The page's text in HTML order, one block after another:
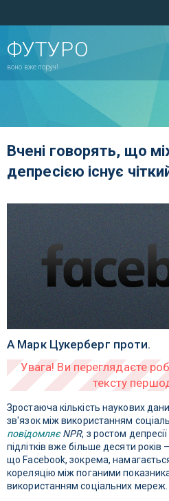
ФУТУРО
воно вже поруч!
Вчені говорять, що
депресією існує
А Марк Цукерберг проти.
Зростаюча кількість наукових
зв'язок між використанням
повідомляє NPR, з ростом
підлітків вже більше десяти
що Facebook, зокрема,
кореляцію між поганими
використанням соціальних мереж.